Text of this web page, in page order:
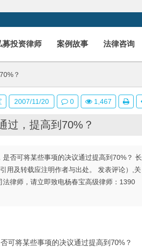
募投资律师 案例故事 法律咨询
？
过，提高到70%？
否可将某些事项的决议通过提高到70%？ 长
用及转载应注明作者与出处。 发表评论）,关
律师，请立即致电杨春宝高级律师：1390
可将某些事项的决议通过提高到70%？
2007/11/20 0 1,467